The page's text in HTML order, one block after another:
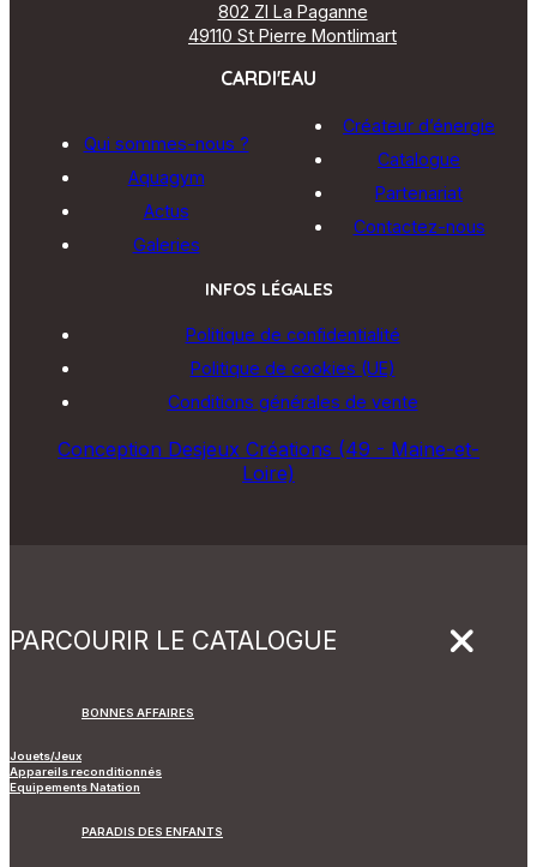
802 ZI La Paganne
49110 St Pierre Montlimart
CARDI'EAU
Qui sommes-nous ?
Aquagym
Actus
Galeries
Créateur d’énergie
Catalogue
Partenariat
Contactez-nous
INFOS LÉGALES
Politique de confidentialité
Politique de cookies (UE)
Conditions générales de vente
Conception Desjeux Créations (49 - Maine-et-
Loire)
PARCOURIR LE CATALOGUE
BONNES AFFAIRES
Jouets/Jeux
Appareils reconditionnés
Equipements Natation
PARADIS DES ENFANTS